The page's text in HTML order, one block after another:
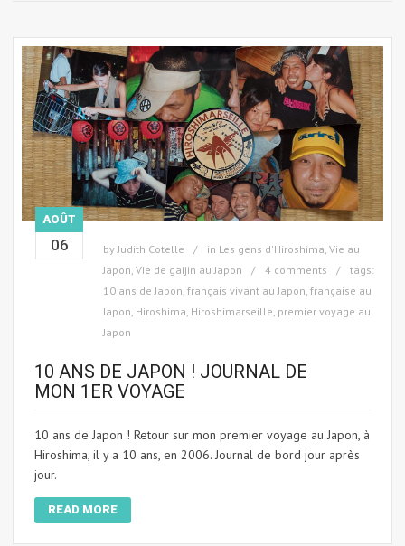
AOÛT
06 by Judith Cotelle in Les gens d'Hiroshima Vie au
Japon Vie de gaijin au Japon 4 comments
tags:
10 ans de Japon français vivant au Japon française au
Japon Hiroshima Hiroshimarseille premier voyage au
Japon
10 ANS DE JAPON ! JOURNAL DE
MON 1ER VOYAGE
10 ans de Japon ! Retour sur mon premier voyage au Japon, à
Hiroshima, il y a 10 ans, en 2006. Journal de bord jour après
jour.
READ MORE